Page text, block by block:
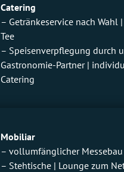
Catering
– Getränkeservice nach Wahl
Tee
– Speisenverpflegung durch
Gastronomie-Partner |
Catering
Mobiliar
– vollumfänglicher Messebau
– Stehtische | Lounge zum